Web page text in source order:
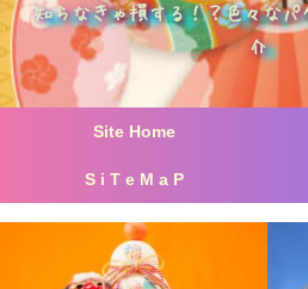
知らなきゃ損する！？色々な
介
Site Home
S i T e M a P